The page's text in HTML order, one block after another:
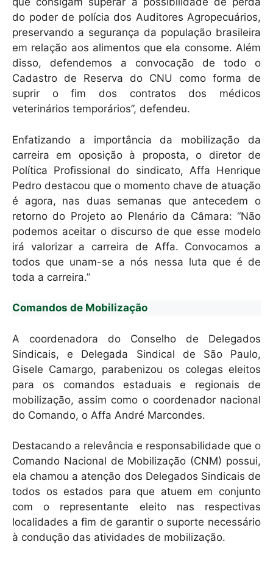
do poder de polícia dos Auditores Agropecuários,
preservando a segurança da população brasileira
em relação aos alimentos que ela consome. Além
disso, defendemos a convocação de todo o
Cadastro de Reserva do CNU como forma de
suprir o fim dos contratos dos médicos
veterinários temporários”, defendeu.
Enfatizando a importância da mobilização da
carreira em oposição à proposta, o diretor de
Política Profissional do sindicato, Affa Henrique
Pedro destacou que o momento chave de atuação
é agora, nas duas semanas que antecedem o
retorno do Projeto ao Plenário da Câmara: “Não
podemos aceitar o discurso de que esse modelo
irá valorizar a carreira de Affa. Convocamos a
todos que unam-se a nós nessa luta que é de
toda a carreira.”
Comandos de Mobilização
A coordenadora do Conselho de Delegados
Sindicais, e Delegada Sindical de São Paulo,
Gisele Camargo, parabenizou os colegas eleitos
para os comandos estaduais e regionais de
mobilização, assim como o coordenador nacional
do Comando, o Affa André Marcondes.
Destacando a relevância e responsabilidade que o
Comando Nacional de Mobilização (CNM) possui,
ela chamou a atenção dos Delegados Sindicais de
todos os estados para que atuem em conjunto
com o representante eleito nas respectivas
localidades a fim de garantir o suporte necessário
à condução das atividades de mobilização.